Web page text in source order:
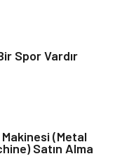
Ekonomi
Spor Vardır
(Metal
Satın Alma